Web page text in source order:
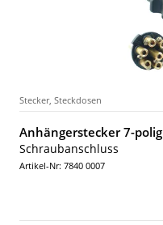
Stecker, Steckdosen
Anhängerstecker 7-polig
Schraubanschluss
Artikel-Nr: 7840 0007